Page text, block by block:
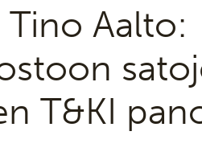
Aalto:
T&KI